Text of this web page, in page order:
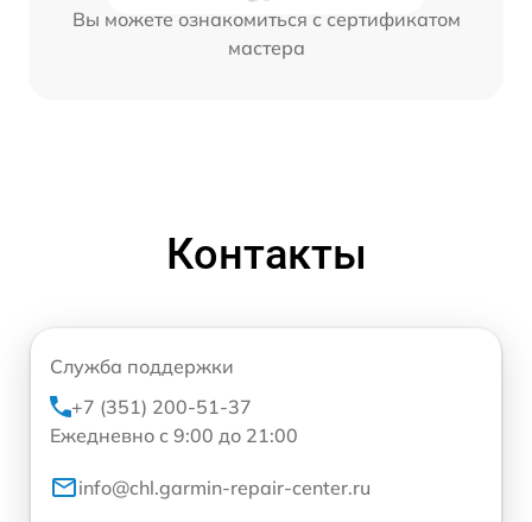
Вы можете ознакомиться с сертификатом
мастера
Контакты
Служба поддержки
+7 (351) 200-51-37
Ежедневно с 9:00 до 21:00
info@chl.garmin-repair-center.ru